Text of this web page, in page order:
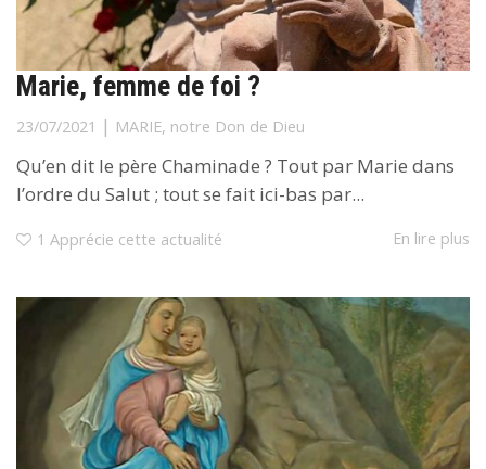
Marie, femme de foi ?
23/07/2021 | MARIE, notre Don de Dieu
Qu’en dit le père Chaminade ? Tout par Marie dans
l’ordre du Salut ; tout se fait ici-bas par...
1 Apprécie cette actualité En lire plus